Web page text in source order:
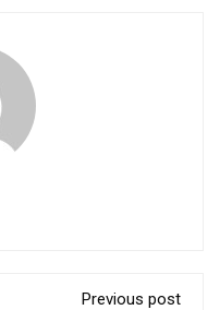
Previous post